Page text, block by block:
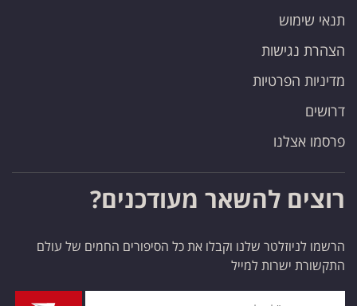
תנאי שימוש
הצהרת נגישות
מדיניות הפרטיות
דרושים
פרסמו אצלנו
רוצים להשאר מעודכנים?
הרשמו לניוזלטר שלנו וקבלו את כל הסיפורים החמים של עולם
התקשורת ישרות למייל